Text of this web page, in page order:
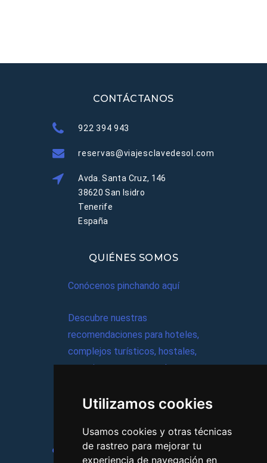
Utilizamos cookies
Usamos cookies y otras técnicas
de rastreo para mejorar tu
experiencia de navegación en
CONTÁCTANOS
922 394 943
reservas@viajesclavedesol.com
Avda. Santa Cruz, 146
38620 San Isidro
Tenerife
España
QUIÉNES SOMOS
Conócenos pinchando aquí
Descubre nuestras
recomendaciones para hoteles,
complejos turísticos, hostales,
vacaciones, paquetes de
Aviso legal Condiciones de uso